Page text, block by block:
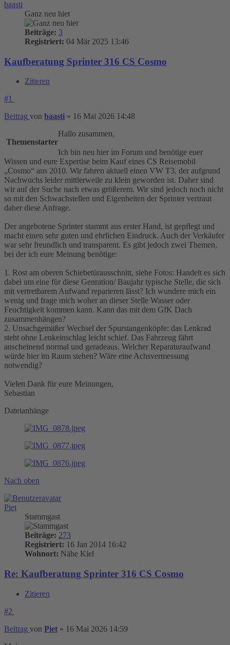
baasti
Ganz neu hier
Beiträge: 3
Registriert: 04 Mär 2025 13:46
Kaufberatung Sprinter 316 CS Cosmo
Zitieren
#1
Beitrag von baasti » 16 Mai 2026 14:48
Themenstarter
Hallo zusammen,
Ich bin neu hier im Forum und benötige euer
Wissen und eure Expertise beim Kauf eines CS Reisemobil
„Cosmo“ aus 2010. Wir fahren aktuell einen VW T3, der aufgrund
Nachwuchs leider mittlerweile zu klein geworden ist. Daher sind
wir auf der Suche nach etwas größerem. Wir sind jedoch noch nicht
so mit den Schwachstellen und Eigenheiten der Sprinter vertraut
daher diese Anfrage.
Der angebotene Sprinter stammt aus erster Hand, ist gepflegt und
macht einen sehr guten und ehrlichen Eindruck. Auch der Verkäufer
war sehr freundlich und transparent. Es gibt jedoch zwei Themen,
bei der ich eure Meinung benötige:
1. Rost am oberen Schiebetürausschnitt, siehe Fotos: Handelt es sich
dabei um eine für diese Genration/ Baujahr typische Stelle, die sich
mit vertretbarem Aufwand reparieren lässt? Ich wundere mich ein
wenig und frage mich woher an dieser Stelle Wasser oder
Feuchtigkeit kommen kann. Kann das mit dem GfK Dach
zusammenhängen?
2. Unsachgemäßer Wechsel der Spurstangenköpfe: das Lenkrad
steht ohne Lenkeinschlag leicht schief. Das Fahrzeug fährt
anscheinend normal und geradeaus. Welcher Reparaturaufwand
würde hier im Raum stehen? Wäre eine Achsvermessung
notwendig?
Vielen Dank für eure Meinungen,
Sebastian
Dateianhänge
Nach oben
Piet
Stammgast
Beiträge: 273
Registriert: 16 Jan 2014 16:42
Wohnort: Nähe Kiel
Re: Kaufberatung Sprinter 316 CS Cosmo
Zitieren
#2
Beitrag von Piet » 16 Mai 2026 14:59